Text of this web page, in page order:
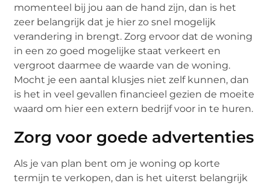
momenteel bij jou aan de hand zijn, dan is het
zeer belangrijk dat je hier zo snel mogelijk
verandering in brengt. Zorg ervoor dat de woning
in een zo goed mogelijke staat verkeert en
vergroot daarmee de waarde van de woning.
Mocht je een aantal klusjes niet zelf kunnen, dan
is het in veel gevallen financieel gezien de moeite
waard om hier een extern bedrijf voor in te huren.
Zorg voor goede advertenties
Als je van plan bent om je woning op korte
termijn te verkopen, dan is het uiterst belangrijk